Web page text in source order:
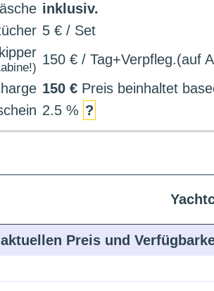
inklusiv.
5 € / Set
150 € / Tag+Verpfleg.(auf
150 € Preis beinhaltet
2.5 % ?
Preis und